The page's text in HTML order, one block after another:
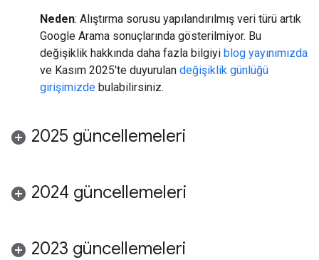
Neden: Alıştırma sorusu yapılandırılmış veri türü artık
Google Arama sonuçlarında gösterilmiyor. Bu
değişiklik hakkında daha fazla bilgiyi blog yayınımızda
ve Kasım 2025'te duyurulan değişiklik günlüğü
girişimizde bulabilirsiniz.
2025 güncellemeleri
2024 güncellemeleri
2023 güncellemeleri